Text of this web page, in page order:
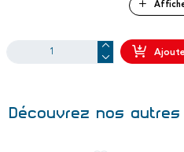
• Dimensions : 100 x 100 x 7 cm
• Conditionnement : au détail
• Normes : hypoallergénique,
Découvrez nos